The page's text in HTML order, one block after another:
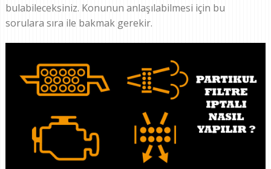
bulabileceksiniz. Konunun anlaşılabilmesi için bu
sorulara sıra ile bakmak gerekir.